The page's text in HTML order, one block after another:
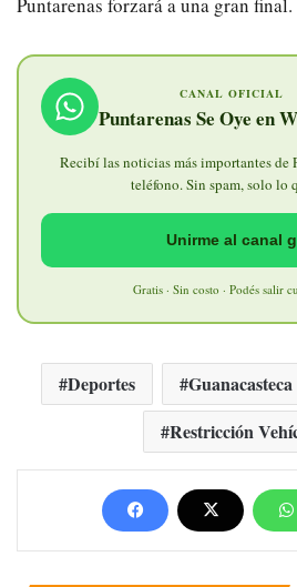
CANAL OFICIAL
Puntarenas Se Oye en
Recibí las noticias más importantes de
teléfono. Sin spam, solo lo
Unirme al canal
Gratis · Sin costo · Podés salir
Deportes Guanacasteca
Restricción